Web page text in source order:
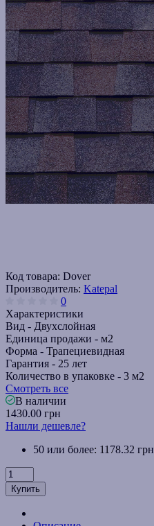
Код товара: Dover
Производитель: Katepal
0
Характеристики
Вид - Двухслойная
Единица продажи - м2
Форма - Трапециевидная
Гарантия - 25 лет
Количество в упаковке - 3 м2
Смотреть все
В наличии
1430.00 грн
Нашли дешевле?
50 или более: 1178.32 грн
Купить